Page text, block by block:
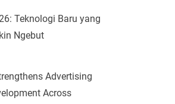
Teknologi Baru yang
Ngebut
Advertising
Across